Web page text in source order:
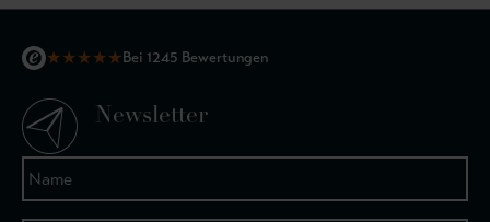
★★★★★Bei 1245 Bewertungen
Newsletter